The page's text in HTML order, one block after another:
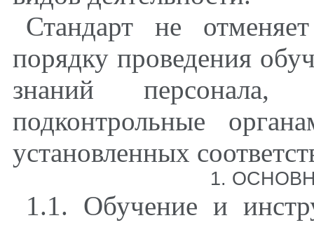
Стандарт не
порядку проведения
знаний персонала,
подконтрольные
установленных
1.
1.1. Обучение и